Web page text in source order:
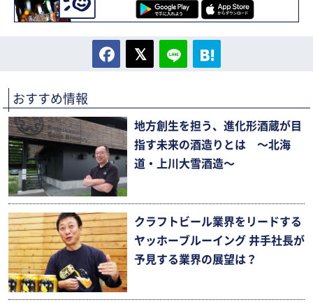
おすすめ情報
地方創生を担う、進化形酒蔵が目
指す未来の酒造りとは 〜北海
道・上川大雪酒造〜
クラフトビール業界をリードする
ヤッホーブルーイング 井手社長が
予見する業界の展望は？